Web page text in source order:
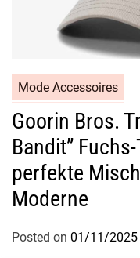
Mode Accessoires
Goorin Bros.
Bandit”
perfekte
Moderne
Posted on 01/11/2025